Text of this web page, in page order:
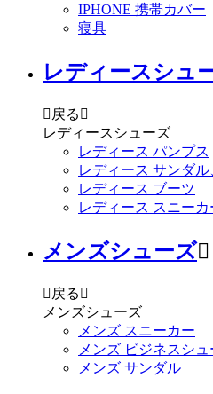
IPHONE 携帯カバー
寝具
レディースシュ
 戻る 
レディースシューズ
レディース パンプス
レディース サンダ
レディース ブーツ
レディース スニーカ
メンズシューズ
 戻る 
メンズシューズ
メンズ スニーカー
メンズ ビジネスシュ
メンズ サンダル